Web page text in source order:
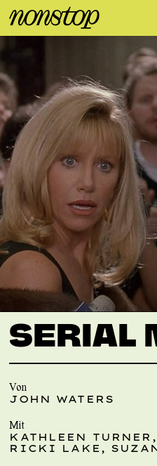
SERIAL
Von
JOHN WATERS
Mit
KATHLEEN
RICKI LAKE,